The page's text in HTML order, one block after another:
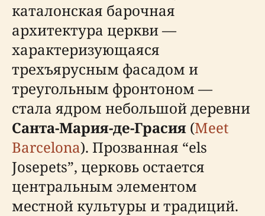
каталонская барочная
архитектура церкви —
характеризующаяся
трехъярусным фасадом и
треугольным фронтоном —
стала ядром небольшой деревни
Санта-Мария-де-Грасия (Meet
Barcelona). Прозванная “els
Josepets”, церковь остается
центральным элементом
местной культуры и традиций.